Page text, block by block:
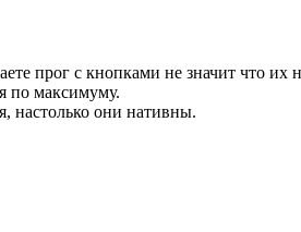
прог с кнопками не значит что их
по максимуму.
настолько они нативны.